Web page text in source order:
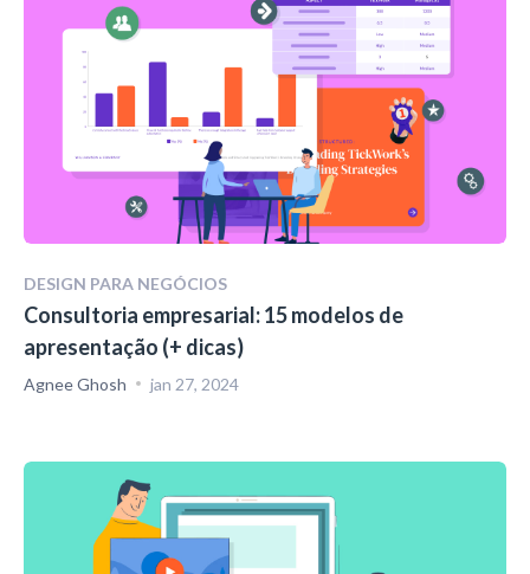
DESIGN PARA NEGÓCIOS
Consultoria empresarial: 15 modelos de
apresentação (+ dicas)
Agnee Ghosh jan 27, 2024